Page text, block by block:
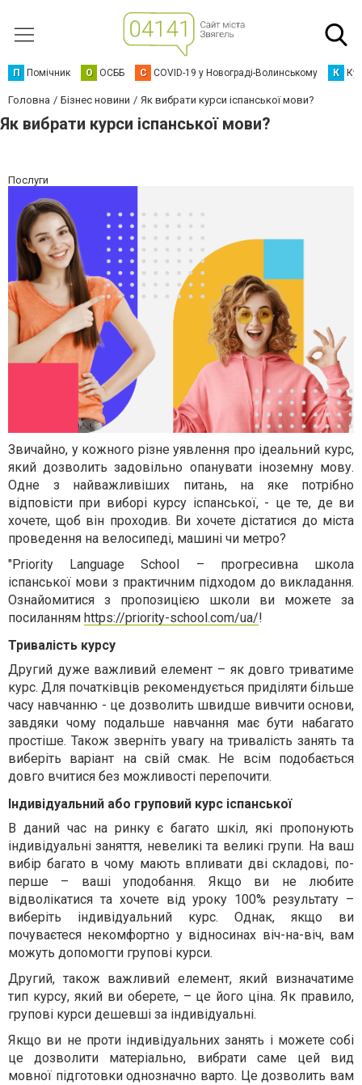
П Помічник О ОСББ C COVID-19 у Новограді-Волинському К
Головна Бізнес новини Як вибрати курси іспанської мови?
Як вибрати курси іспанської мови?
Послуги
Звичайно, у кожного різне уявлення про ідеальний курс,
який дозволить задовільно опанувати іноземну мову.
Одне з найважливіших питань, на яке потрібно
відповісти при виборі курсу іспанської, - це те, де ви
хочете, щоб він проходив. Ви хочете дістатися до міста
проведення на велосипеді, машині чи метро?
"Priority Language School – прогресивна школа
іспанської мови з практичним підходом до викладання.
Ознайомитися з пропозицією школи ви можете за
посиланням https://priority-school.com/ua/!
Тривалість курсу
Другий дуже важливий елемент – як довго триватиме
курс. Для початківців рекомендується приділяти більше
часу навчанню - це дозволить швидше вивчити основи,
завдяки чому подальше навчання має бути набагато
простіше. Також зверніть увагу на тривалість занять та
виберіть варіант на свій смак. Не всім подобається
довго вчитися без можливості перепочити.
Індивідуальний або груповий курс іспанської
В даний час на ринку є багато шкіл, які пропонують
індивідуальні заняття, невеликі та великі групи. На ваш
вибір багато в чому мають впливати дві складові, по-
перше – ваші уподобання. Якщо ви не любите
відволікатися та хочете від уроку 100% результату –
виберіть індивідуальний курс. Однак, якщо ви
почуваєтеся некомфортно у відносинах віч-на-віч, вам
можуть допомогти групові курси.
Другий, також важливий елемент, який визначатиме
тип курсу, який ви оберете, – це його ціна. Як правило,
групові курси дешевші за індивідуальні.
Якщо ви не проти індивідуальних занять і можете собі
це дозволити матеріально, вибрати саме цей вид
мовної підготовки однозначно варто. Це дозволить вам